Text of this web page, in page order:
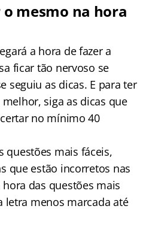
o mesmo na hora
a hora de fazer a
ficar tão nervoso se
seguiu as dicas. E para ter
siga as dicas que
no mínimo 40
questões mais fáceis,
que estão incorretos nas
das questões mais
letra menos marcada até